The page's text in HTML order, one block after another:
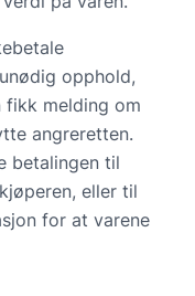
opphold,
fikk melding om
angreretten.
betalingen til
eller til
for at varene